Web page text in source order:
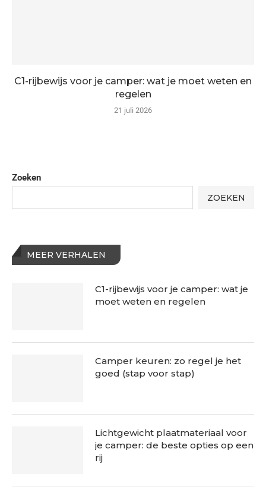
C1-rijbewijs voor je camper: wat je moet weten en
regelen
21 juli 2026
Zoeken
ZOEKEN
MEER VERHALEN
C1-rijbewijs voor je camper: wat je
moet weten en regelen
Camper keuren: zo regel je het
goed (stap voor stap)
Lichtgewicht plaatmateriaal voor
je camper: de beste opties op een
rij